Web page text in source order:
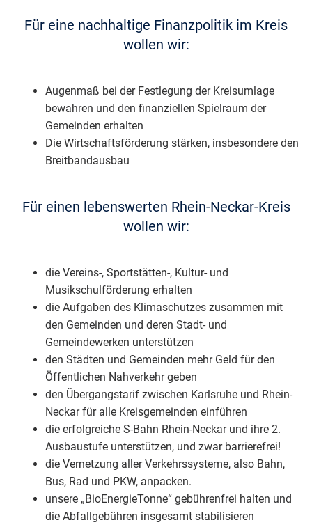
Für eine nachhaltige Finanzpolitik im Kreis
wollen wir:
Augenmaß bei der Festlegung der Kreisumlage
bewahren und den finanziellen Spielraum der
Gemeinden erhalten
Die Wirtschaftsförderung stärken, insbesondere den
Breitbandausbau
Für einen lebenswerten Rhein-Neckar-Kreis
wollen wir:
die Vereins-, Sportstätten-, Kultur- und
Musikschulförderung erhalten
die Aufgaben des Klimaschutzes zusammen mit
den Gemeinden und deren Stadt- und
Gemeindewerken unterstützen
den Städten und Gemeinden mehr Geld für den
Öffentlichen Nahverkehr geben
den Übergangstarif zwischen Karlsruhe und Rhein-
Neckar für alle Kreisgemeinden einführen
die erfolgreiche S-Bahn Rhein-Neckar und ihre 2.
Ausbaustufe unterstützen, und zwar barrierefrei!
die Vernetzung aller Verkehrssysteme, also Bahn,
Bus, Rad und PKW, anpacken.
unsere „BioEnergieTonne“ gebührenfrei halten und
die Abfallgebühren insgesamt stabilisieren